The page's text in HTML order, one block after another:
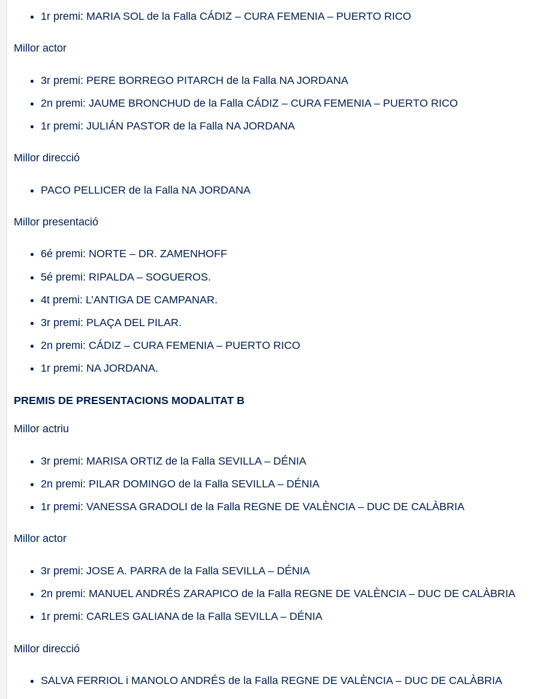
1r premi: MARIA SOL de la Falla CÁDIZ – CURA FEMENIA – PUERTO RICO
Millor actor
3r premi: PERE BORREGO PITARCH de la Falla NA JORDANA
2n premi: JAUME BRONCHUD de la Falla CÁDIZ – CURA FEMENIA – PUERTO RICO
1r premi: JULIÁN PASTOR de la Falla NA JORDANA
Millor direcció
PACO PELLICER de la Falla NA JORDANA
Millor presentació
6é premi: NORTE – DR. ZAMENHOFF
5é premi: RIPALDA – SOGUEROS.
4t premi: L’ANTIGA DE CAMPANAR.
3r premi: PLAÇA DEL PILAR.
2n premi: CÁDIZ – CURA FEMENIA – PUERTO RICO
1r premi: NA JORDANA.
PREMIS DE PRESENTACIONS MODALITAT B
Millor actriu
3r premi: MARISA ORTIZ de la Falla SEVILLA – DÉNIA
2n premi: PILAR DOMINGO de la Falla SEVILLA – DÉNIA
1r premi: VANESSA GRADOLI de la Falla REGNE DE VALÈNCIA – DUC DE CALÀBRIA
Millor actor
3r premi: JOSE A. PARRA de la Falla SEVILLA – DÉNIA
2n premi: MANUEL ANDRÉS ZARAPICO de la Falla REGNE DE VALÈNCIA – DUC DE CALÀBRIA
1r premi: CARLES GALIANA de la Falla SEVILLA – DÉNIA
Millor direcció
SALVA FERRIOL i MANOLO ANDRÉS de la Falla REGNE DE VALÈNCIA – DUC DE CALÀBRIA